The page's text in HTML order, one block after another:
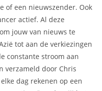
of een nieuwszender. Ook
actief. Al deze
jouw van nieuws te
tot aan de verkiezingen
constante stroom aan
verzameld door Chris
dag rekenen op een